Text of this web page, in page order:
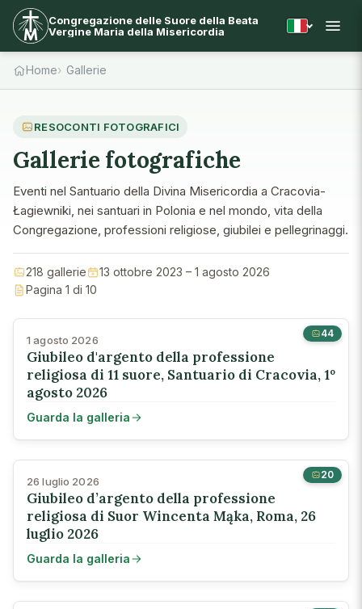
Congregazione delle Suore della Beata
Vergine Maria della Misericordia
Home Gallerie
RESOCONTI FOTOGRAFICI
Gallerie fotografiche
Eventi nel Santuario della Divina Misericordia a Cracovia-
Łagiewniki, nei santuari in Polonia e nel mondo, vita della
Congregazione, professioni religiose, giubilei e pellegrinaggi.
218 gallerie
13 ottobre 2023 – 1 agosto 2026
Pagina 1 di 10
44
1 agosto 2026
Giubileo d'argento della professione
religiosa di 11 suore, Santuario di Cracovia, 1º
agosto 2026
Guarda la galleria
20
26 luglio 2026
Giubileo d’argento della professione
religiosa di Suor Wincenta Mąka, Roma, 26
luglio 2026
Guarda la galleria